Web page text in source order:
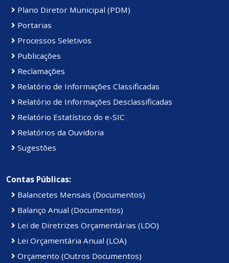
Plano Diretor Municipal (PDM)
Portarias
Processos Seletivos
Publicações
Reclamações
Relatório de Informações Classificadas
Relatório de Informações Desclassificadas
Relatório Estatístico do e-SIC
Relatórios da Ouvidoria
Sugestões
Contas Públicas:
Balancetes Mensais (Documentos)
Balanço Anual (Documentos)
Lei de Diretrizes Orçamentárias (LDO)
Lei Orçamentária Anual (LOA)
Orçamento (Outros Documentos)